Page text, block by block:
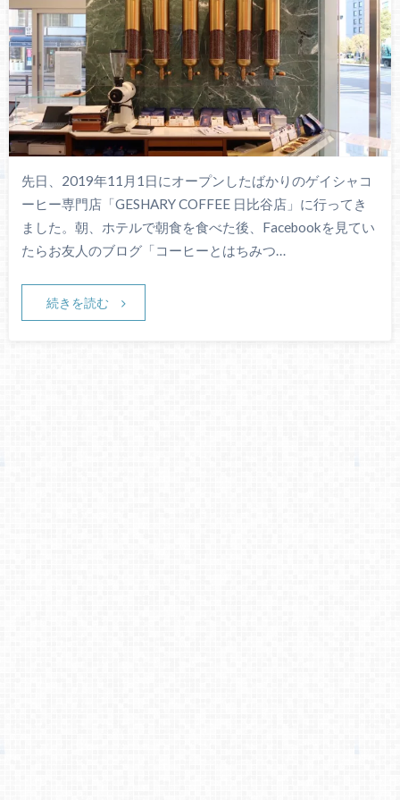
先日、2019年11月1日にオープンしたばかりのゲイシャコ
ーヒー専門店「GESHARY COFFEE 日比谷店」に行ってき
ました。朝、ホテルで朝食を食べた後、Facebookを見てい
たらお友人のブログ「コーヒーとはちみつ…
続きを読む